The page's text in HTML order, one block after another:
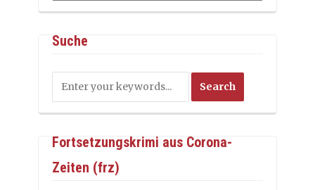
Suche
Fortsetzungskrimi aus Corona-
Zeiten (frz)